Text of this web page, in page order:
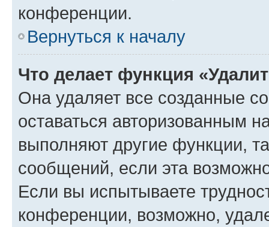
конференции.
Вернуться к началу
Что делает функция
Она удаляет все созданные
оставаться авторизованным
выполняют другие функции,
сообщений, если эта
Если вы испытываете
конференции, возможно,